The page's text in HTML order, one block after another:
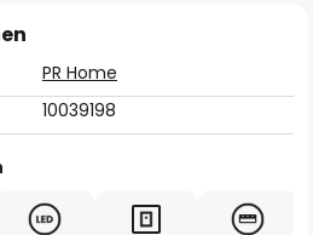
PR Home
10039198